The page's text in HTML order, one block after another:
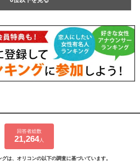
回答者総数
21,264人
は、オリコンの以下の調査に基づいています。